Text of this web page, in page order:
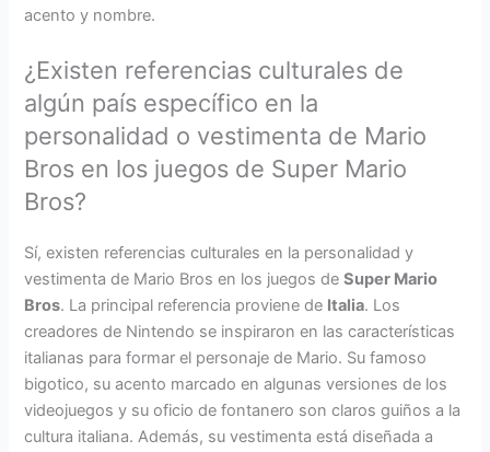
acento y nombre.
¿Existen referencias culturales de
algún país específico en la
personalidad o vestimenta de Mario
Bros en los juegos de Super Mario
Bros?
Sí, existen referencias culturales en la personalidad y
vestimenta de Mario Bros en los juegos deSuper Mario
Bros. La principal referencia proviene de Italia. Los
creadores de Nintendo se inspiraron en las características
italianas para formar el personaje de Mario. Su famoso
bigotico, su acento marcado en algunas versiones de los
videojuegos y su oficio de fontanero son claros guiños a la
cultura italiana. Además, su vestimenta está diseñada a